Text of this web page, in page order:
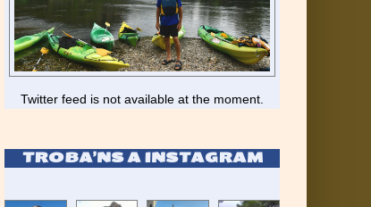
Twitter feed is not available at the moment.
TROBA’NS A INSTAGRAM